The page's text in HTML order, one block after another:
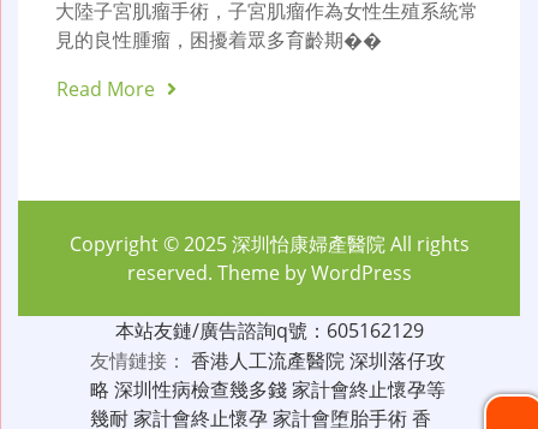
大陸子宮肌瘤手術，子宮肌瘤作為女性生殖系統常
見的良性腫瘤，困擾着眾多育齡期��
Read More
Copyright © 2025深圳怡康婦產醫院All rights
reserved. Theme byWordPress
本站友鏈/廣告諮詢q號：605162129
友情鏈接： 香港人工流產醫院深圳落仔攻
略 深圳性病檢查幾多錢家計會終止懷孕等
幾耐家計會終止懷孕家計會堕胎手術香